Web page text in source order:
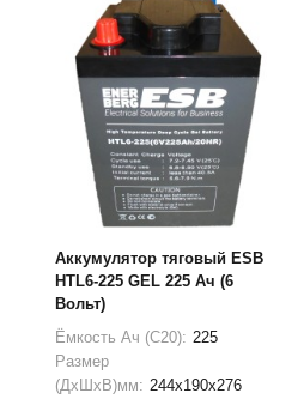
Аккумулятор тяговый ESB
HTL6-225 GEL 225 Ач (6
Вольт)
Ёмкость Ач (С20): 225
Размер
(ДхШхВ)мм: 244x190x276